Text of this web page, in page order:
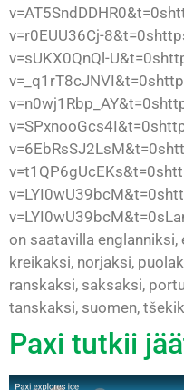
v=r0EUU36Cj-
v=sUKX0QnQl-
on saatavilla englanniksi,
kreikaksi, norjaksi,
ranskaksi, saksaksi,
tanskaksi, suomen,
Paxi tutkii